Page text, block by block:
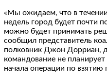
«Мы ожидаем, что в
недель город будет почти
можно будет принимать
сообщил представитель
полковник Джон Дорриан,
командование не
начала операции по взятию